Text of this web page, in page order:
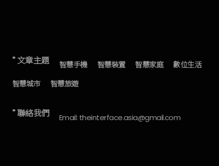
" 文章主題 智慧手機 智慧裝置 智慧家庭
數位生活
智慧城市
智慧旅遊
" 聯絡我們 Email: theinterface.asia@gmail.com